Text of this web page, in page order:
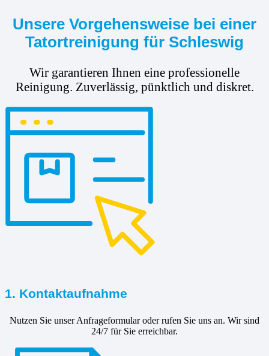
Unsere Vorgehensweise bei einer
Tatortreinigung für Schleswig
Wir garantieren Ihnen eine professionelle
Reinigung. Zuverlässig, pünktlich und diskret.
1. Kontaktaufnahme
Nutzen Sie unser Anfrageformular oder rufen Sie uns an. Wir sind
24/7 für Sie erreichbar.